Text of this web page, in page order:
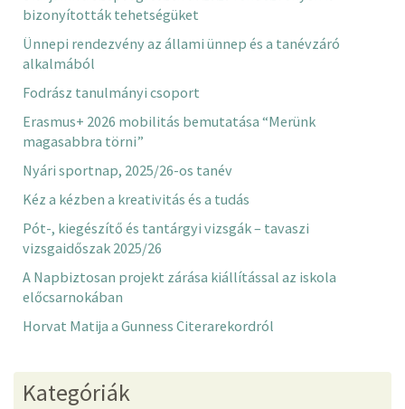
bizonyították tehetségüket
Ünnepi rendezvény az állami ünnep és a tanévzáró
alkalmából
Fodrász tanulmányi csoport
Erasmus+ 2026 mobilitás bemutatása “Merünk
magasabbra törni”
Nyári sportnap, 2025/26-os tanév
Kéz a kézben a kreativitás és a tudás
Pót-, kiegészítő és tantárgyi vizsgák – tavaszi
vizsgaidőszak 2025/26
A Napbiztosan projekt zárása kiállítással az iskola
előcsarnokában
Horvat Matija a Gunness Citerarekordról
Kategóriák